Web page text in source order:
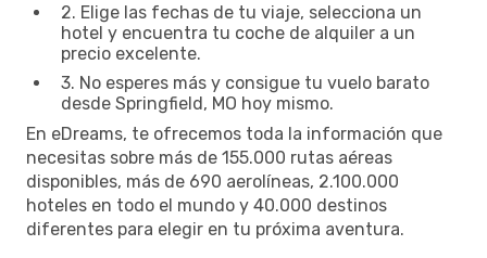
2. Elige las fechas de tu viaje, selecciona un
hotel y encuentra tu coche de alquiler a un
precio excelente.
3. No esperes más y consigue tu vuelo barato
desde Springfield, MO hoy mismo.
En eDreams, te ofrecemos toda la información que
necesitas sobre más de 155.000 rutas aéreas
disponibles, más de 690 aerolíneas, 2.100.000
hoteles en todo el mundo y 40.000 destinos
diferentes para elegir en tu próxima aventura.